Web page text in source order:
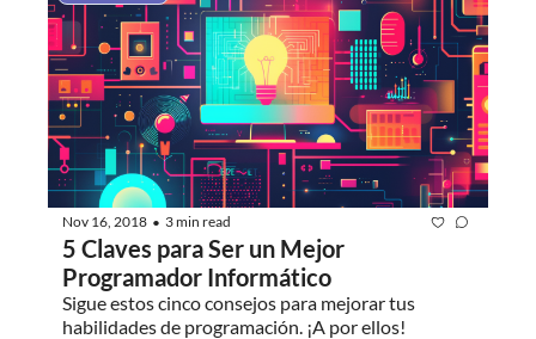
Nov 16, 2018 • 3 min read
5 Claves para Ser un Mejor
Programador Informático
Sigue estos cinco consejos para mejorar tus
habilidades de programación. ¡A por ellos!